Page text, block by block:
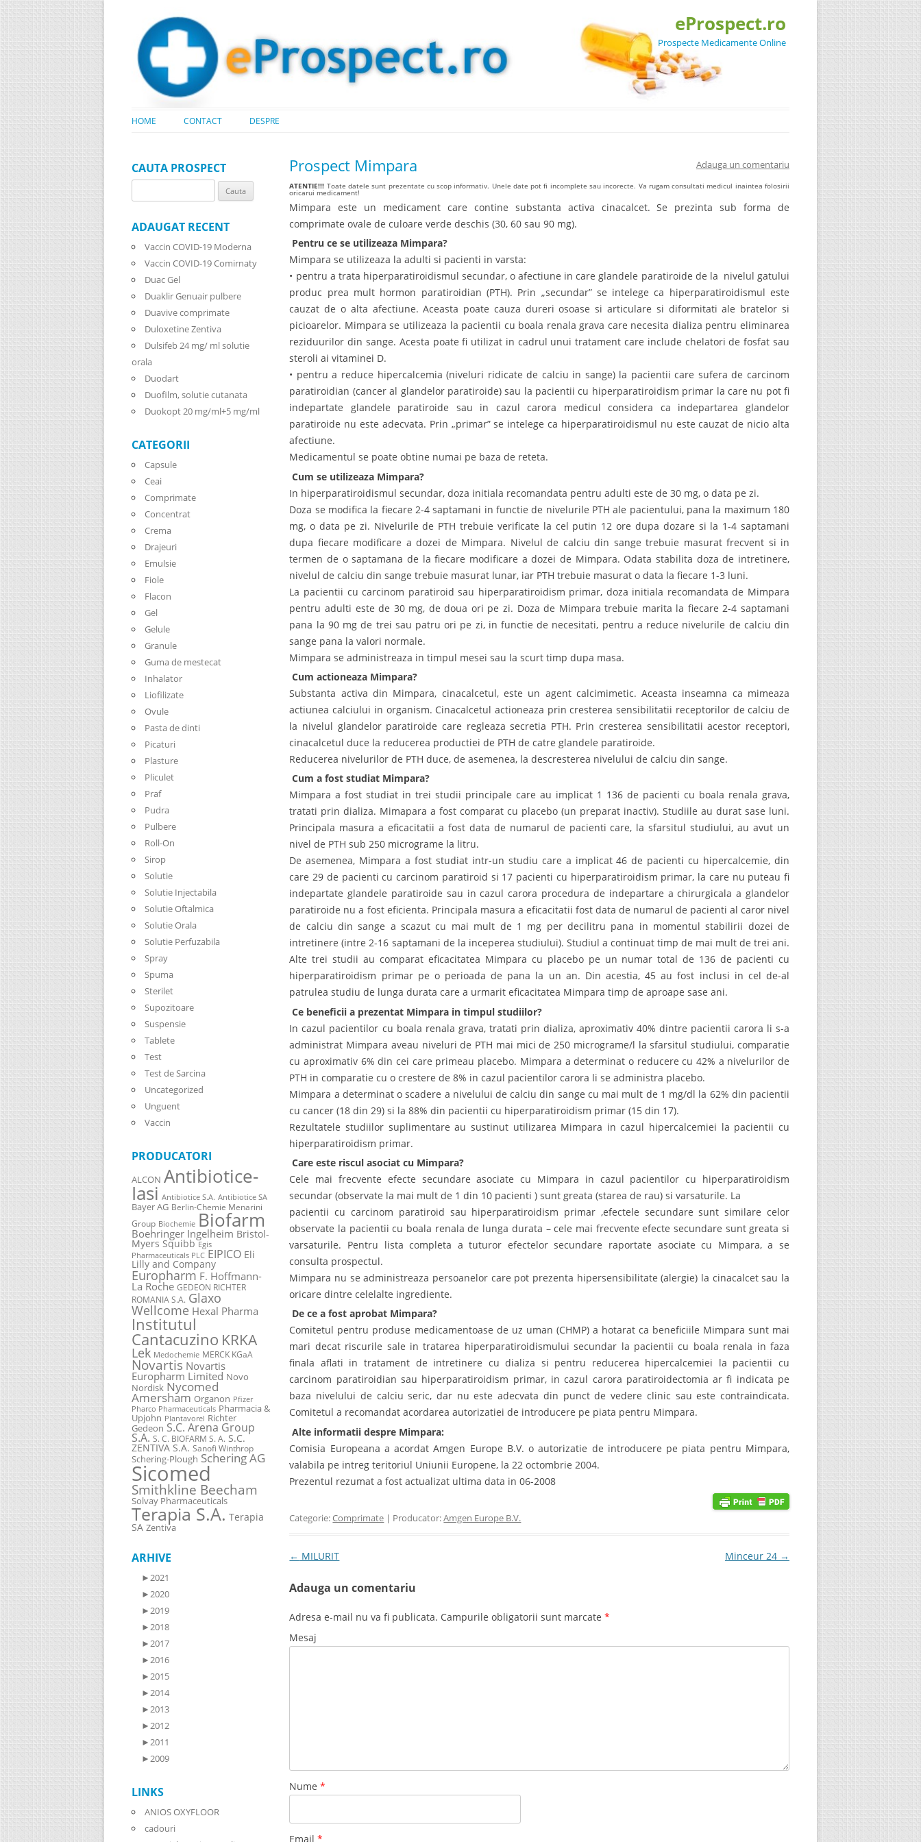
eProspect.ro
Prospecte Medicamente Online
HOME CONTACT DESPRE
Prospect Mimpara Adauga un comentariu
ATENTIE!!! Toate datele sunt prezentate cu scop informativ. Unele date pot fi incomplete sau incorecte. Va rugam consultati medicul inaintea folosirii
oricarui medicament!
Mimpara este un medicament care contine substanta activa cinacalcet. Se prezinta sub forma de
comprimate ovale de culoare verde deschis (30, 60 sau 90 mg).
Pentru ce se utilizeaza Mimpara?
Mimpara se utilizeaza la adulti si pacienti in varsta:
• pentru a trata hiperparatiroidismul secundar, o afectiune in care glandele paratiroide de la nivelul gatului
produc prea mult hormon paratiroidian (PTH). Prin „secundar” se intelege ca hiperparatiroidismul este
cauzat de o alta afectiune. Aceasta poate cauza dureri osoase si articulare si diformitati ale bratelor si
picioarelor. Mimpara se utilizeaza la pacientii cu boala renala grava care necesita dializa pentru eliminarea
reziduurilor din sange. Acesta poate fi utilizat in cadrul unui tratament care include chelatori de fosfat sau
steroli ai vitaminei D.
• pentru a reduce hipercalcemia (niveluri ridicate de calciu in sange) la pacientii care sufera de carcinom
paratiroidian (cancer al glandelor paratiroide) sau la pacientii cu hiperparatiroidism primar la care nu pot fi
indepartate glandele paratiroide sau in cazul carora medicul considera ca indepartarea glandelor
paratiroide nu este adecvata. Prin „primar” se intelege ca hiperparatiroidismul nu este cauzat de nicio alta
afectiune.
Medicamentul se poate obtine numai pe baza de reteta.
Cum se utilizeaza Mimpara?
In hiperparatiroidismul secundar, doza initiala recomandata pentru adulti este de 30 mg, o data pe zi.
Doza se modifica la fiecare 2-4 saptamani in functie de nivelurile PTH ale pacientului, pana la maximum 180
mg, o data pe zi. Nivelurile de PTH trebuie verificate la cel putin 12 ore dupa dozare si la 1-4 saptamani
dupa fiecare modificare a dozei de Mimpara. Nivelul de calciu din sange trebuie masurat frecvent si in
termen de o saptamana de la fiecare modificare a dozei de Mimpara. Odata stabilita doza de intretinere,
nivelul de calciu din sange trebuie masurat lunar, iar PTH trebuie masurat o data la fiecare 1-3 luni.
La pacientii cu carcinom paratiroid sau hiperparatiroidism primar, doza initiala recomandata de Mimpara
pentru adulti este de 30 mg, de doua ori pe zi. Doza de Mimpara trebuie marita la fiecare 2-4 saptamani
pana la 90 mg de trei sau patru ori pe zi, in functie de necesitati, pentru a reduce nivelurile de calciu din
sange pana la valori normale.
Mimpara se administreaza in timpul mesei sau la scurt timp dupa masa.
Cum actioneaza Mimpara?
Substanta activa din Mimpara, cinacalcetul, este un agent calcimimetic. Aceasta inseamna ca mimeaza
actiunea calciului in organism. Cinacalcetul actioneaza prin cresterea sensibilitatii receptorilor de calciu de
la nivelul glandelor paratiroide care regleaza secretia PTH. Prin cresterea sensibilitatii acestor receptori,
cinacalcetul duce la reducerea productiei de PTH de catre glandele paratiroide.
Reducerea nivelurilor de PTH duce, de asemenea, la descresterea nivelului de calciu din sange.
Cum a fost studiat Mimpara?
Mimpara a fost studiat in trei studii principale care au implicat 1 136 de pacienti cu boala renala grava,
tratati prin dializa. Mimapara a fost comparat cu placebo (un preparat inactiv). Studiile au durat sase luni.
Principala masura a eficacitatii a fost data de numarul de pacienti care, la sfarsitul studiului, au avut un
nivel de PTH sub 250 micrograme la litru.
De asemenea, Mimpara a fost studiat intr-un studiu care a implicat 46 de pacienti cu hipercalcemie, din
care 29 de pacienti cu carcinom paratiroid si 17 pacienti cu hiperparatiroidism primar, la care nu puteau fi
indepartate glandele paratiroide sau in cazul carora procedura de indepartare a chirurgicala a glandelor
paratiroide nu a fost eficienta. Principala masura a eficacitatii fost data de numarul de pacienti al caror nivel
de calciu din sange a scazut cu mai mult de 1 mg per decilitru pana in momentul stabilirii dozei de
intretinere (intre 2-16 saptamani de la inceperea studiului). Studiul a continuat timp de mai mult de trei ani.
Alte trei studii au comparat eficacitatea Mimpara cu placebo pe un numar total de 136 de pacienti cu
hiperparatiroidism primar pe o perioada de pana la un an. Din acestia, 45 au fost inclusi in cel de-al
patrulea studiu de lunga durata care a urmarit eficacitatea Mimpara timp de aproape sase ani.
Ce beneficii a prezentat Mimpara in timpul studiilor?
In cazul pacientilor cu boala renala grava, tratati prin dializa, aproximativ 40% dintre pacientii carora li s-a
administrat Mimpara aveau niveluri de PTH mai mici de 250 micrograme/l la sfarsitul studiului, comparatie
cu aproximativ 6% din cei care primeau placebo. Mimpara a determinat o reducere cu 42% a nivelurilor de
PTH in comparatie cu o crestere de 8% in cazul pacientilor carora li se administra placebo.
Mimpara a determinat o scadere a nivelului de calciu din sange cu mai mult de 1 mg/dl la 62% din pacientii
cu cancer (18 din 29) si la 88% din pacientii cu hiperparatiroidism primar (15 din 17).
Rezultatele studiilor suplimentare au sustinut utilizarea Mimpara in cazul hipercalcemiei la pacientii cu
hiperparatiroidism primar.
Care este riscul asociat cu Mimpara?
Cele mai frecvente efecte secundare asociate cu Mimpara in cazul pacientilor cu hiperparatiroidism
secundar (observate la mai mult de 1 din 10 pacienti ) sunt greata (starea de rau) si varsaturile. La
pacientii cu carcinom paratiroid sau hiperparatiroidism primar ,efectele secundare sunt similare celor
observate la pacientii cu boala renala de lunga durata – cele mai frecvente efecte secundare sunt greata si
varsaturile. Pentru lista completa a tuturor efectelor secundare raportate asociate cu Mimpara, a se
consulta prospectul.
Mimpara nu se administreaza persoanelor care pot prezenta hipersensibilitate (alergie) la cinacalcet sau la
oricare dintre celelalte ingrediente.
De ce a fost aprobat Mimpara?
Comitetul pentru produse medicamentoase de uz uman (CHMP) a hotarat ca beneficiile Mimpara sunt mai
mari decat riscurile sale in tratarea hiperparatiroidismului secundar la pacientii cu boala renala in faza
finala aflati in tratament de intretinere cu dializa si pentru reducerea hipercalcemiei la pacientii cu
carcinom paratiroidian sau hiperparatiroidism primar, in cazul carora paratiroidectomia ar fi indicata pe
baza nivelului de calciu seric, dar nu este adecvata din punct de vedere clinic sau este contraindicata.
Comitetul a recomandat acordarea autorizatiei de introducere pe piata pentru Mimpara.
Alte informatii despre Mimpara:
Comisia Europeana a acordat Amgen Europe B.V. o autorizatie de introducere pe piata pentru Mimpara,
valabila pe intreg teritoriul Uniunii Europene, la 22 octombrie 2004.
Prezentul rezumat a fost actualizat ultima data in 06-2008
Categorie:Comprimate | Producator:Amgen Europe B.V.
Post navigation
← MILURIT Minceur 24 →
Adauga un comentariu
Adresa e-mail nu va fi publicata. Campurile obligatorii sunt marcate*
Mesaj
Nume*
Email*
CAUTA PROSPECT
for:
ADAUGAT RECENT
Vaccin COVID-19 Moderna
Vaccin COVID-19 Comirnaty
Duac Gel
Duaklir Genuair pulbere
Duavive comprimate
Duloxetine Zentiva
Dulsifeb 24 mg/ ml solutie
orala
Duodart
Duofilm, solutie cutanata
Duokopt 20 mg/ml+5 mg/ml
CATEGORII
Capsule
Ceai
Comprimate
Concentrat
Crema
Drajeuri
Emulsie
Fiole
Flacon
Gel
Gelule
Granule
Guma de mestecat
Inhalator
Liofilizate
Ovule
Pasta de dinti
Picaturi
Plasture
Pliculet
Praf
Pudra
Pulbere
Roll-On
Sirop
Solutie
Solutie Injectabila
Solutie Oftalmica
Solutie Orala
Solutie Perfuzabila
Spray
Spuma
Sterilet
Supozitoare
Suspensie
Tablete
Test
Test de Sarcina
Uncategorized
Unguent
Vaccin
PRODUCATORI
ALCON Antibiotice-
Iasi Antibiotice S.A. Antibiotice SA
Bayer AG Berlin-Chemie Menarini
Group Biochemie Biofarm
Boehringer Ingelheim Bristol-
Myers Squibb Egis
Pharmaceuticals PLC EIPICO Eli
Lilly and Company
Europharm F. Hoffmann-
La Roche GEDEON RICHTER
ROMANIA S.A. Glaxo
Wellcome Hexal Pharma
Institutul
Cantacuzino KRKA
Lek Medochemie MERCK KGaA
Novartis Novartis
Europharm Limited Novo
Nordisk Nycomed
Amersham Organon Pfizer
Pharco Pharmaceuticals Pharmacia &
Upjohn Plantavorel Richter
Gedeon S.C. Arena Group
S.A. S. C. BIOFARM S. A. S.C.
ZENTIVA S.A. Sanofi Winthrop
Schering-Plough Schering AG
Sicomed
Smithkline Beecham
Solvay Pharmaceuticals
Terapia S.A. Terapia
SA Zentiva
ARHIVE
►2021
►2020
►2019
►2018
►2017
►2016
►2015
►2014
►2013
►2012
►2011
►2009
LINKS
ANIOS OXYFLOOR
cadouri